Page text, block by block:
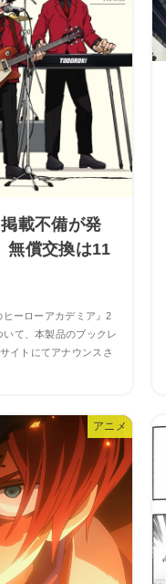
載不備が発
無償交換は11
ーローアカデミア』2
て、本製品のブックレ
イトにてアナウンスさ
アニメ